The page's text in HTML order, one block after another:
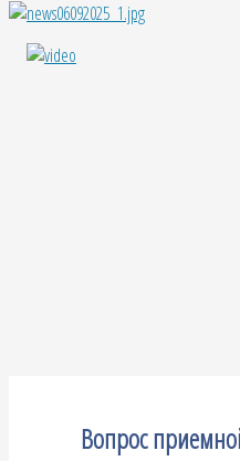
Вопрос